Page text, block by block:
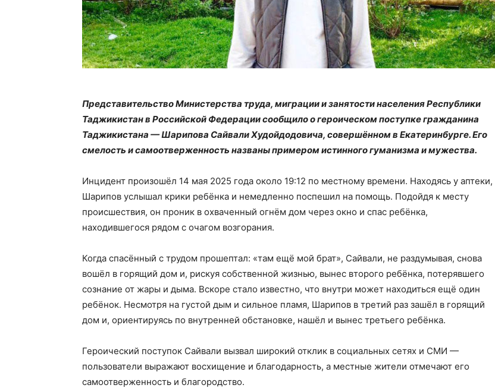
Представительство Министерства труда, миграции и занятости населения Республики
Таджикистан в Российской Федерации сообщило о героическом поступке гражданина
Таджикистана — Шарипова Сайвали Худойдодовича, совершённом в Екатеринбурге. Его
смелость и самоотверженность названы примером истинного гуманизма и мужества.
Инцидент произошёл 14 мая 2025 года около 19:12 по местному времени. Находясь у аптеки,
Шарипов услышал крики ребёнка и немедленно поспешил на помощь. Подойдя к месту
происшествия, он проник в охваченный огнём дом через окно и спас ребёнка,
находившегося рядом с очагом возгорания.
Когда спасённый с трудом прошептал: «там ещё мой брат», Сайвали, не раздумывая, снова
вошёл в горящий дом и, рискуя собственной жизнью, вынес второго ребёнка, потерявшего
сознание от жары и дыма. Вскоре стало известно, что внутри может находиться ещё один
ребёнок. Несмотря на густой дым и сильное пламя, Шарипов в третий раз зашёл в горящий
дом и, ориентируясь по внутренней обстановке, нашёл и вынес третьего ребёнка.
Героический поступок Сайвали вызвал широкий отклик в социальных сетях и СМИ —
пользователи выражают восхищение и благодарность, а местные жители отмечают его
самоотверженность и благородство.